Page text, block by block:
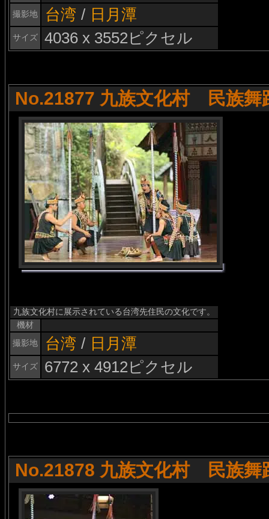
撮影地
台湾 / 日月潭
サイズ 4036 x 3552ピクセル
No.21877 九族文化村 民族舞
九族文化村に展示されている台湾先住民の文化です。
機材
撮影地
台湾 / 日月潭
サイズ 6772 x 4912ピクセル
No.21878 九族文化村 民族舞